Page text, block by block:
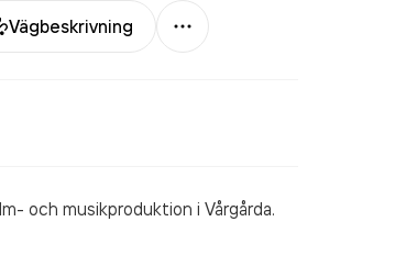
Vägbeskrivning
Mer
och musikproduktion i Vårgårda.